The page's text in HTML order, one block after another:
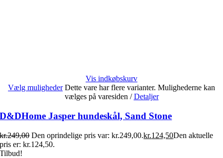
Vis indkøbskurv
Vælg muligheder Dette vare har flere varianter. Mulighederne kan
vælges på varesiden / Detaljer
D&DHome Jasper hundeskål, Sand Stone
kr.249,00 Den oprindelige pris var: kr.249,00.kr.124,50Den aktuelle
pris er: kr.124,50.
Tilbud!